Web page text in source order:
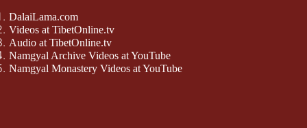
DalaiLama.com
Videos at TibetOnline.tv
Audio at TibetOnline.tv
Namgyal Archive Videos at YouTube
Namgyal Monastery Videos at YouTube